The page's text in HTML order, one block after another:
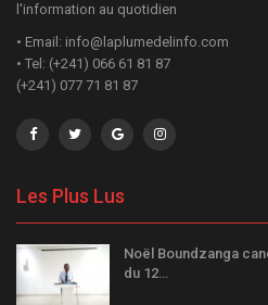
l'information au quotidien
• Email: info@laplumedelinfo.com
• Tel: (+241) 066 61 81 87
(+241) 077 71 81 87
Les Plus Lus
Noël Boundzanga
du 12…